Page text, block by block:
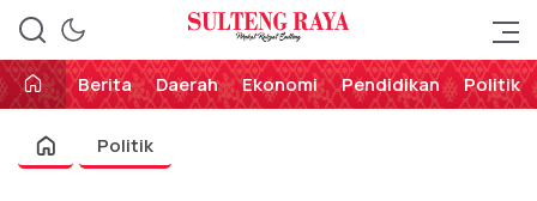
Sulteng Raya
Perekat Rakyat Sulteng
Berita
Daerah Ekonomi Pendidikan Politik
Politik